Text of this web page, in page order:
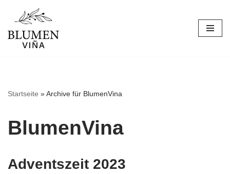
Inhalt
Startseite »Archive für BlumenVina
BlumenVina
Adventszeit 2023